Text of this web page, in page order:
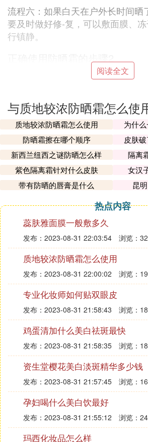
流程六：如果白天在户外长时间晒
要及时做好修-复，可以敷面膜、
行镇静。
正确使用防晒霜的步骤2
涂抹防晒霜的时候为了不影响抗紫
容易忽视的地方，另外如果身体还
也应该涂抹上防晒霜。
一年四季都要涂防晒霜
紫外线是一年四季都存在的，防晒
季使用。另外阴雨天也有紫外线，
晒黑。
防晒霜一次使用多少
防晒霜的使用量依据每个人的体重
同。一般说来如果是比较厚重的防
要用一枚一元硬币大小的量，而稀
2枚硬币大小的量。身体其他部位
面积适量增添。男士的用量也应该
增减。
多长时间补涂防晒霜
防晒霜应该是在外出前20分钟左右
晒霜自身的防晒指数来看，防晒霜
防晒，特别是在出汗或者是紫外线
注意差不多2~3小时就应该重新涂
使用完防晒霜需要卸妆
使用完防晒霜之后也是需要卸妆的
有大量的化学成分，不卸妆很容易
而引起肌肤粗糙、长痘痘等问题。
的卸妆产品。
阅读全文
与质地较浓防晒霜怎么使
质地较浓防晒霜怎么使用
为什
防晒霜擦在哪个顺序
皮肤
新西兰纽西之谜防晒怎么样
隔离
紫色隔离霜针对什么皮肤
女汉
带有防晒的唇膏是什么
昆
热点内容
蕊肤雅面膜一般敷多久
发布：2023-08-31 22:03:54 浏览：
质地较浓防晒霜怎么使用
发布：2023-08-31 22:00:02 浏览：
专业化妆师如何贴双眼皮
发布：2023-08-31 21:58:43 浏览：
鸡蛋清加什么美白祛斑最快
发布：2023-08-31 21:58:35 浏览：
资生堂樱花美白淡斑精华多少钱
发布：2023-08-31 21:57:45 浏览：
孕妇喝什么美白饮最好
发布：2023-08-31 21:55:12 浏览：
玛西化妆品怎么样